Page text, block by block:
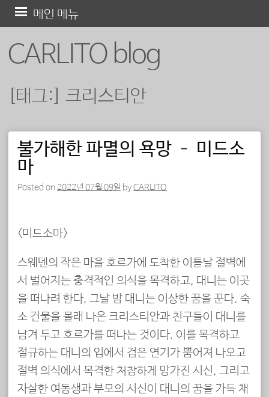
CARLITO blog
메인 메뉴
텐
[태그:] 크리스티안
포스트 내비게이션
불가해한 파멸의 욕망 – 미드소
마
Posted on 2022년 07월 09일 byCARLITO
<미드소마>
스웨덴의 작은 마을 호르가에 도착한 이튿날 절벽에
서 벌어지는 충격적인 의식을 목격하고, 대니는 이곳
을 떠나려 한다. 그날 밤 대니는 이상한 꿈을 꾼다. 숙
소 건물을 몰래 나온 크리스티안과 친구들이 대니를
남겨 두고 호르가를 떠나는 것이다. 이를 목격하고
절규하는 대니의 입에서 검은 연기가 뿜어져 나오고
절벽 의식에서 목격한 처참하게 망가진 시신, 그리고
자살한 여동생과 부모의 시신이 대니의 꿈을 가득 채